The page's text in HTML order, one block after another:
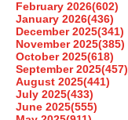
February 2026(602)
January 2026(436)
December 2025(341)
November 2025(385)
October 2025(618)
September 2025(457)
August 2025(441)
July 2025(433)
June 2025(555)